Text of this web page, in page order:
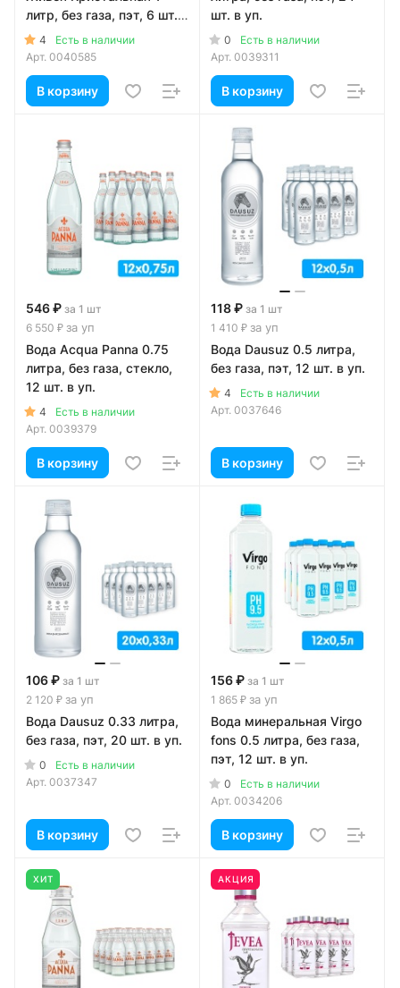
литр, без газа, пэт, 6 шт. в
уп.4
Есть в наличии
Арт. 0040585
В корзину
шт. в уп.
0
Есть в наличии
Арт. 0039311
В корзину
546 ₽ за 1 шт
6 550 ₽ за уп
Вода Acqua Panna 0.75
литра, без газа, стекло,
12 шт. в уп.
4
Есть в наличии
Арт. 0039379
В корзину
118 ₽ за 1 шт
1 410 ₽ за уп
Вода Dausuz 0.5 литра,
без газа, пэт, 12 шт. в уп.
4
Есть в наличии
Арт. 0037646
В корзину
106 ₽ за 1 шт
2 120 ₽ за уп
Вода Dausuz 0.33 литра,
без газа, пэт, 20 шт. в уп.
0
Есть в наличии
Арт. 0037347
В корзину
156 ₽ за 1 шт
1 865 ₽ за уп
Вода минеральная Virgo
fons 0.5 литра, без газа,
пэт, 12 шт. в уп.
0
Есть в наличии
Арт. 0034206
В корзину
ХИТ АКЦИЯ